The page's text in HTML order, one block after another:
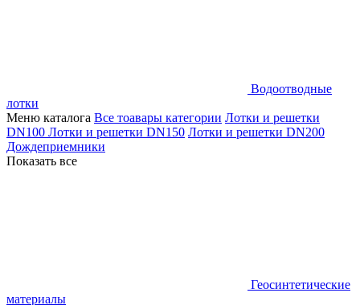
Водоотводные
лотки
Меню каталога Все тоавары категории Лотки и решетки
DN100 Лотки и решетки DN150 Лотки и решетки DN200
Дождеприемники
Показать все
Геосинтетические
материалы